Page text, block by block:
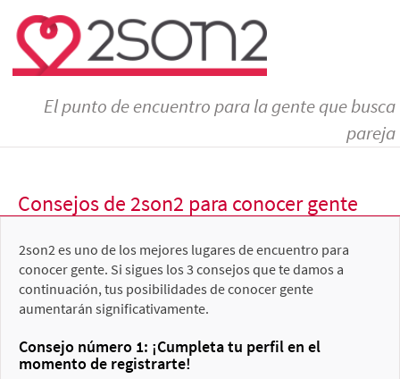
El punto de encuentro para la gente que busca
pareja
Consejos de 2son2 para conocer gente
2son2 es uno de los mejores lugares de encuentro para
conocer gente. Si sigues los 3 consejos que te damos a
continuación, tus posibilidades de conocer gente
aumentarán significativamente.
Consejo número 1: ¡Cumpleta tu perfil en el
momento de registrarte!